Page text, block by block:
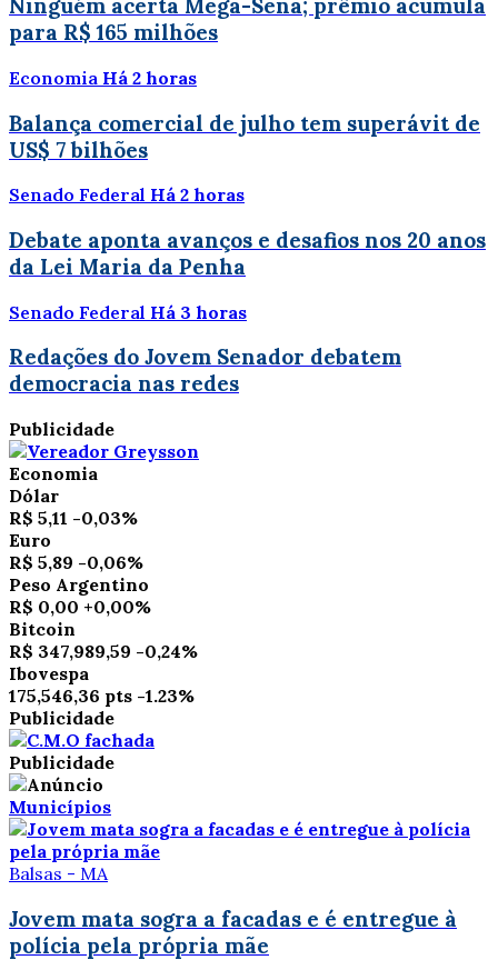
Ninguém acerta Mega-Sena; prêmio acumula
para R$ 165 milhões
Economia Há 2 horas
Balança comercial de julho tem superávit de
US$ 7 bilhões
Senado Federal Há 2 horas
Debate aponta avanços e desafios nos 20 anos
da Lei Maria da Penha
Senado Federal Há 3 horas
Redações do Jovem Senador debatem
democracia nas redes
Publicidade
Economia
Dólar
R$ 5,11 -0,03%
Euro
R$ 5,89 -0,06%
Peso Argentino
R$ 0,00 +0,00%
Bitcoin
R$ 347,989,59 -0,24%
Ibovespa
175,546,36 pts -1.23%
Publicidade
Publicidade
Municípios
Balsas - MA
Jovem mata sogra a facadas e é entregue à
polícia pela própria mãe